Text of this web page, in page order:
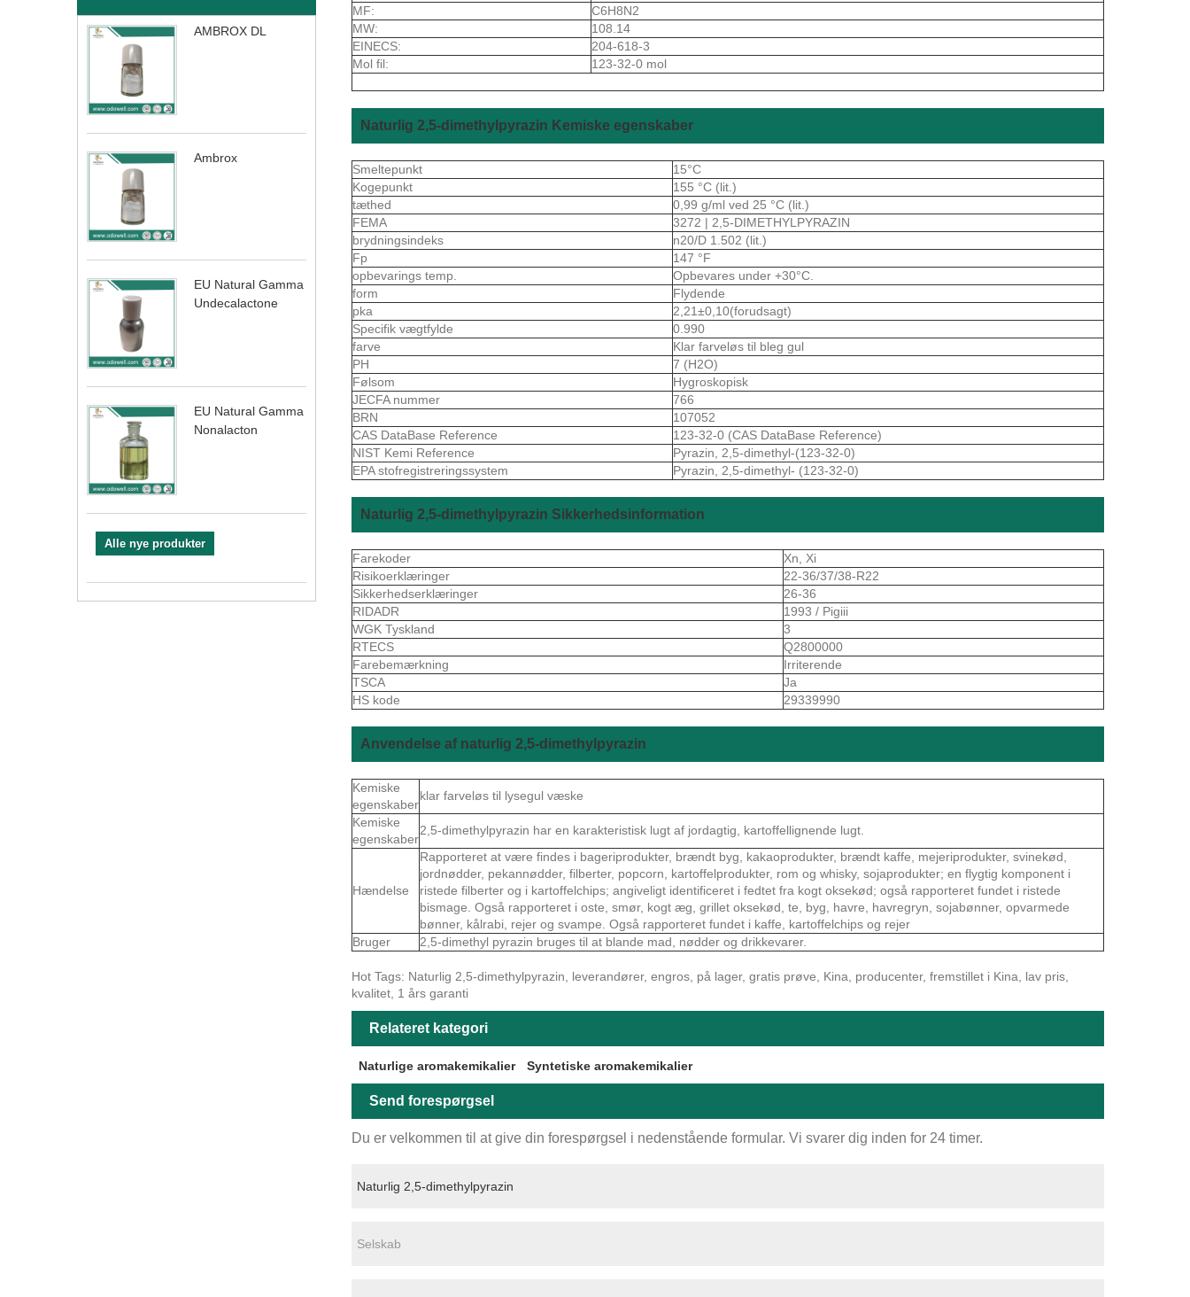
AMBROX DL
Ambrox
EU Natural Gamma
Undecalactone
EU Natural Gamma
Nonalacton
Alle nye produkter
MF:
C6H8N2
MW:
108.14
EINECS:
204-618-3
Mol fil:
123-32-0 mol
Naturlig 2,5-dimethylpyrazin Kemiske egenskaber
Smeltepunkt
15°C
Kogepunkt
155 °C (lit.)
tæthed
0,99 g/ml ved 25 °C (lit.)
FEMA
3272 | 2,5-DIMETHYLPYRAZIN
brydningsindeks
n20/D 1.502 (lit.)
Fp
147 °F
opbevarings temp.
Opbevares under +30°C.
form
Flydende
pka
2,21±0,10(forudsagt)
Specifik vægtfylde
0.990
farve
Klar farveløs til bleg gul
PH
7 (H2O)
Følsom
Hygroskopisk
JECFA nummer
766
BRN
107052
CAS DataBase Reference
123-32-0 (CAS DataBase Reference)
NIST Kemi Reference
Pyrazin, 2,5-dimethyl-(123-32-0)
EPA stofregistreringssystem
Pyrazin, 2,5-dimethyl- (123-32-0)
Naturlig 2,5-dimethylpyrazin Sikkerhedsinformation
Farekoder
Xn, Xi
Risikoerklæringer
22-36/37/38-R22
Sikkerhedserklæringer
26-36
RIDADR
1993 / Pigiii
WGK Tyskland
3
RTECS
Q2800000
Farebemærkning
Irriterende
TSCA
Ja
HS kode
29339990
Anvendelse af naturlig 2,5-dimethylpyrazin
Kemiske
egenskaber
klar farveløs til lysegul væske
Kemiske
egenskaber
2,5-dimethylpyrazin har en karakteristisk lugt af jordagtig, kartoffellignende lugt.
Hændelse
Rapporteret at være findes i bageriprodukter, brændt byg, kakaoprodukter, brændt kaffe, mejeriprodukter, svinekød,
jordnødder, pekannødder, filberter, popcorn, kartoffelprodukter, rom og whisky, sojaprodukter; en flygtig komponent i
ristede filberter og i kartoffelchips; angiveligt identificeret i fedtet fra kogt oksekød; også rapporteret fundet i ristede
bismage. Også rapporteret i oste, smør, kogt æg, grillet oksekød, te, byg, havre, havregryn, sojabønner, opvarmede
bønner, kålrabi, rejer og svampe. Også rapporteret fundet i kaffe, kartoffelchips og rejer
Bruger
2,5-dimethyl pyrazin bruges til at blande mad, nødder og drikkevarer.
Hot Tags: Naturlig 2,5-dimethylpyrazin, leverandører, engros, på lager, gratis prøve, Kina, producenter, fremstillet i Kina, lav pris,
kvalitet, 1 års garanti
Relateret kategori
Naturlige aromakemikalier Syntetiske aromakemikalier
Send forespørgsel
Du er velkommen til at give din forespørgsel i nedenstående formular. Vi svarer dig inden for 24 timer.